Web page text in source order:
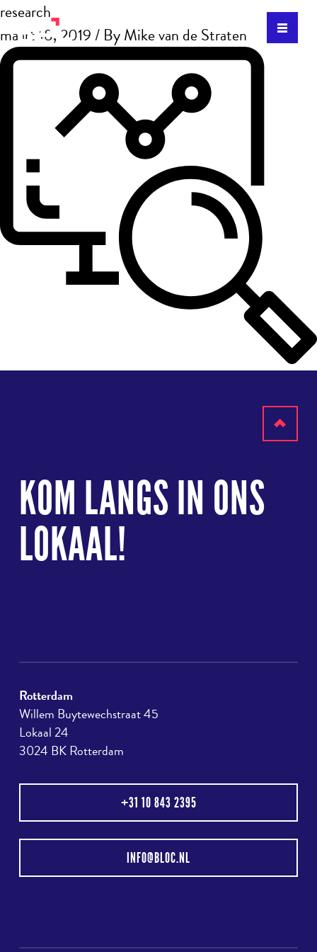
research
maart 18, 2019 / ByMike van de Straten
KOM LANGS IN ONS
LOKAAL!
Rotterdam
Willem Buytewechstraat 45
Lokaal 24
3024 BK Rotterdam
+31 10 843 2395
INFO@BLOC.NL